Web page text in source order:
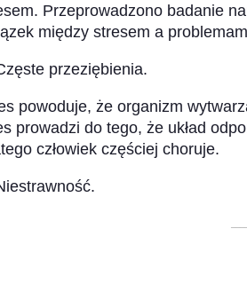
Przeprowadzono badanie
między stresem a
przeziębienia.
powoduje, że organizm
prowadzi do tego, że układ
człowiek częściej choruje.